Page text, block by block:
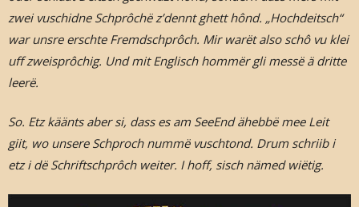
zwei vuschidne Schprôchë z’dennt ghett hônd. „Hochdeitsch“
war unsre erschte Fremdschprôch. Mir warët also schô vu klei
uff zweisprôchig. Und mit Englisch hommër gli messë ä dritte
leerë.
So. Etz käänts aber si, dass es am SeeEnd ähebbë mee Leit
giit, wo unsere Schproch nummë vuschtond. Drum schriib i
etz i dë Schriftschprôch weiter. I hoff, sisch nämed wiëtig.